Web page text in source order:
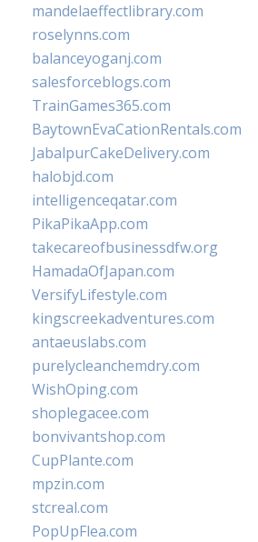
mandelaeffectlibrary.com
roselynns.com
balanceyoganj.com
salesforceblogs.com
TrainGames365.com
BaytownEvaCationRentals.com
JabalpurCakeDelivery.com
halobjd.com
intelligenceqatar.com
PikaPikaApp.com
takecareofbusinessdfw.org
HamadaOfJapan.com
VersifyLifestyle.com
kingscreekadventures.com
antaeuslabs.com
purelycleanchemdry.com
WishOping.com
shoplegacee.com
bonvivantshop.com
CupPlante.com
mpzin.com
stcreal.com
PopUpFlea.com